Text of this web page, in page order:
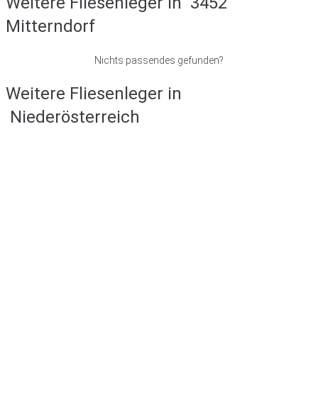
Mitterndorf
Nichts passendes gefunden?
Weitere Fliesenleger in
Niederösterreich